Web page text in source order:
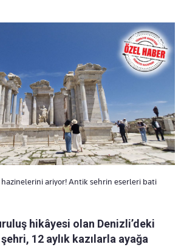
ariyor! Antik sehrin eserleri bati
hikâyesi olan Denizli’deki
12 aylık kazılarla ayağa